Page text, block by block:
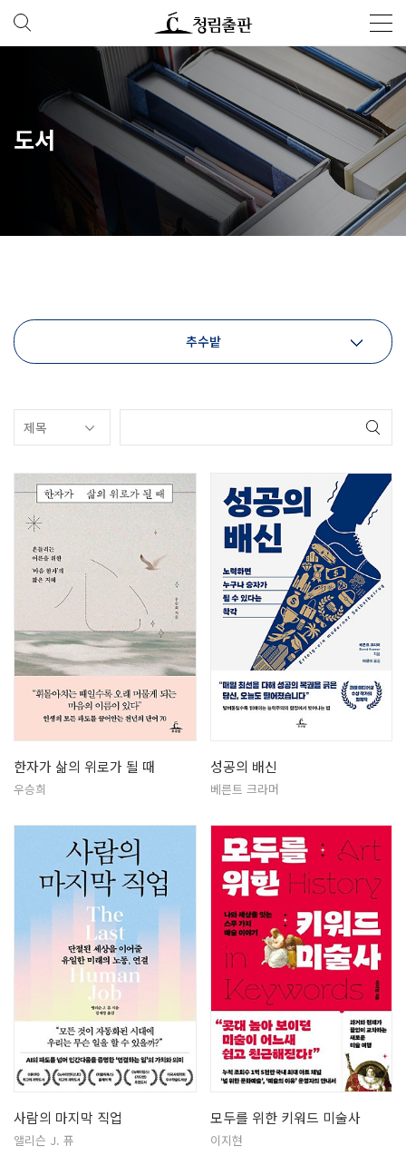
도서
추수밭
한자가 삶의 위로가 될 때
우승희
성공의 배신
베른트 크라머
사람의 마지막 직업
앨리슨 J. 퓨
모두를 위한 키워드 미술사
이지현